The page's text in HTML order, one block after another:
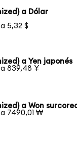
a Dólar
5,32 $
a Yen japonés
a 839,48 ¥
a Won
a 7490,01 ₩